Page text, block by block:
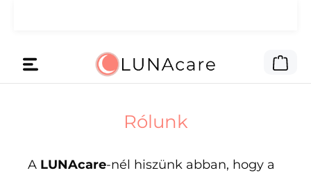
A
Rólunk
A LUNAcare-nél hiszünk abban, hogy a